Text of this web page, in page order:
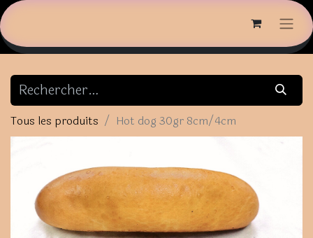
Tous les produits Hot dog 30gr 8cm/4cm